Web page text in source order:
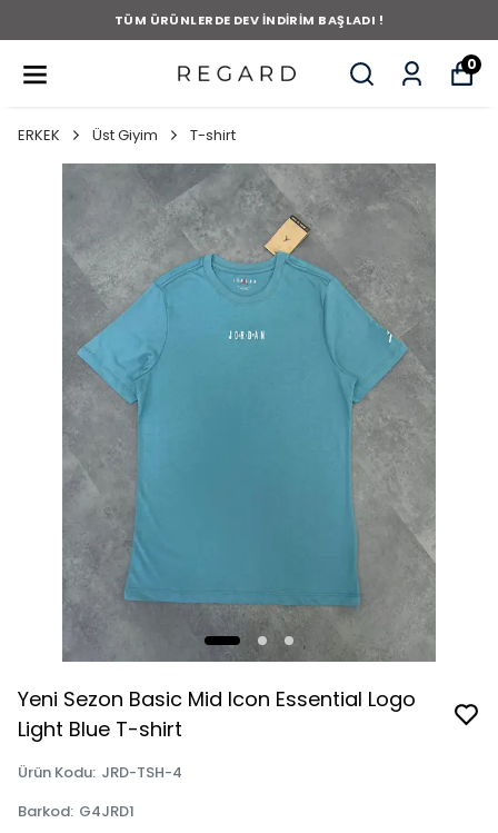
TÜM ÜRÜNLERDE DEV İNDİRİM BAŞLADI !
0
ERKEK Üst Giyim T-shirt
Yeni Sezon Basic Mid Icon Essential Logo
Light Blue T-shirt
Ürün Kodu: JRD-TSH-4
Barkod: G4JRD1